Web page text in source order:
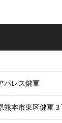
パレス健軍
熊本市東区健軍